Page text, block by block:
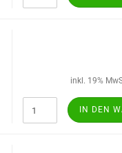
inkl. 19%
IN DEN